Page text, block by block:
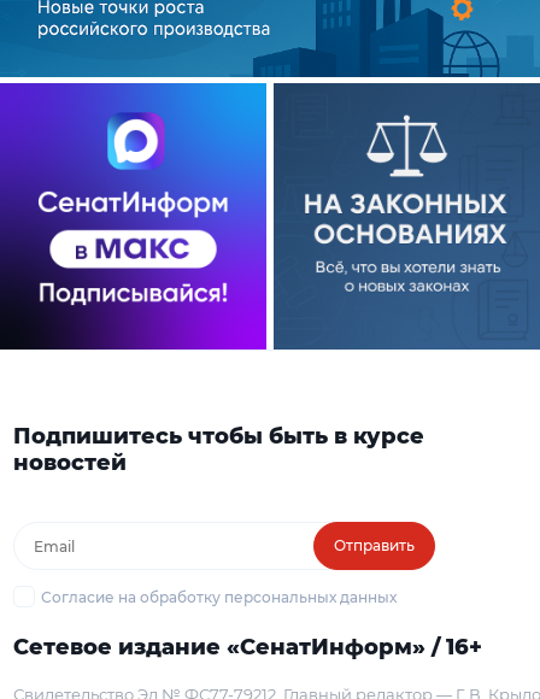
Подпишитесь чтобы быть в курсе
новостей
Отправить
Согласие на обработку персональных данных
Сетевое издание «СенатИнформ» / 16+
Свидетельство Эл № ФС77-79212 Главный редактор — Г. В.